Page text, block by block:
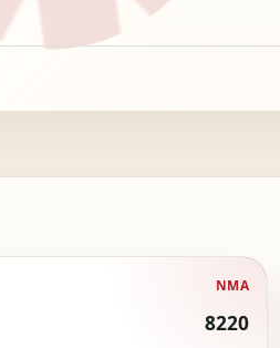
NMA
8220